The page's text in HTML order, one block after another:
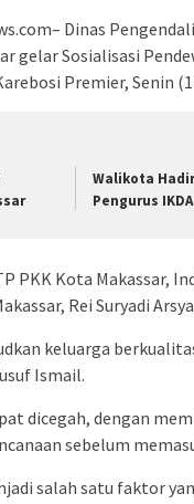
Dinas
gelar Sosialisasi
Premier, Senin
Walikota
Pengurus IKDA
PKK Kota Makassar,
Rei Suryadi
keluarga
Ismail.
dicegah, dengan
sebelum
salah satu faktor